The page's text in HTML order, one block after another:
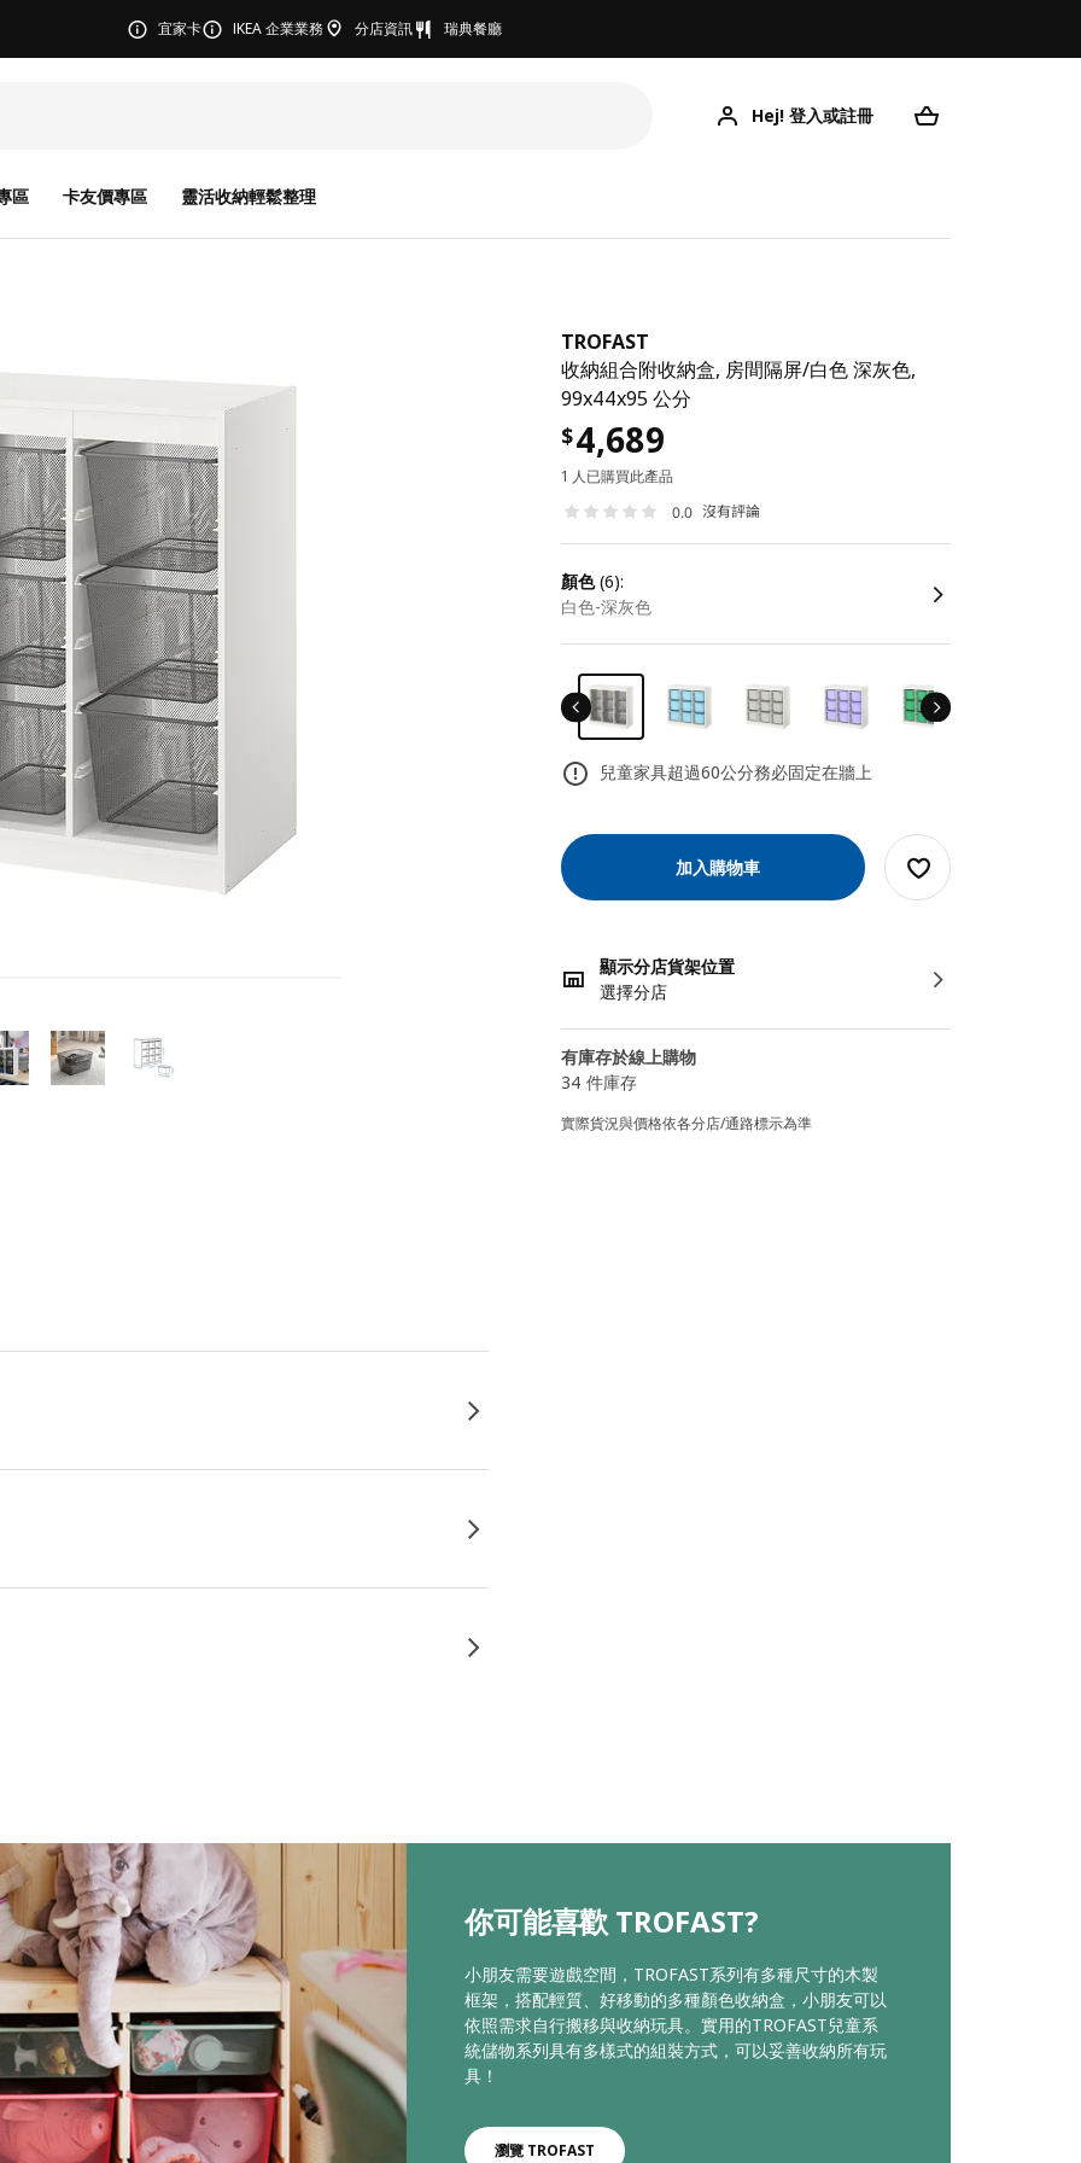
宜家卡 IKEA 企業業務 分店資訊 瑞典餐廳
Hej! 登入或註冊
區 卡友價專區 靈活收納輕鬆整理
TROFAST
收納組合附收納盒, 房間隔屏/白色 深灰色,
99x44x95 公分
$4,689
1 人已購買此產品
0.0 沒有評論
顏色(6):
白色-深灰色
兒童家具超過60公分務必固定在牆上
加入購物車
顯示分店貨架位置
選擇分店
有庫存於線上購物
34 件庫存
實際貨況與價格依各分店/通路標示為準
你可能喜歡 TROFAST?
小朋友需要遊戲空間，TROFAST系列有多種尺寸的木製
框架，搭配輕質、好移動的多種顏色收納盒，小朋友可以
依照需求自行搬移與收納玩具。實用的TROFAST兒童系
統儲物系列具有多樣式的組裝方式，可以妥善收納所有玩
具！
瀏覽 TROFAST